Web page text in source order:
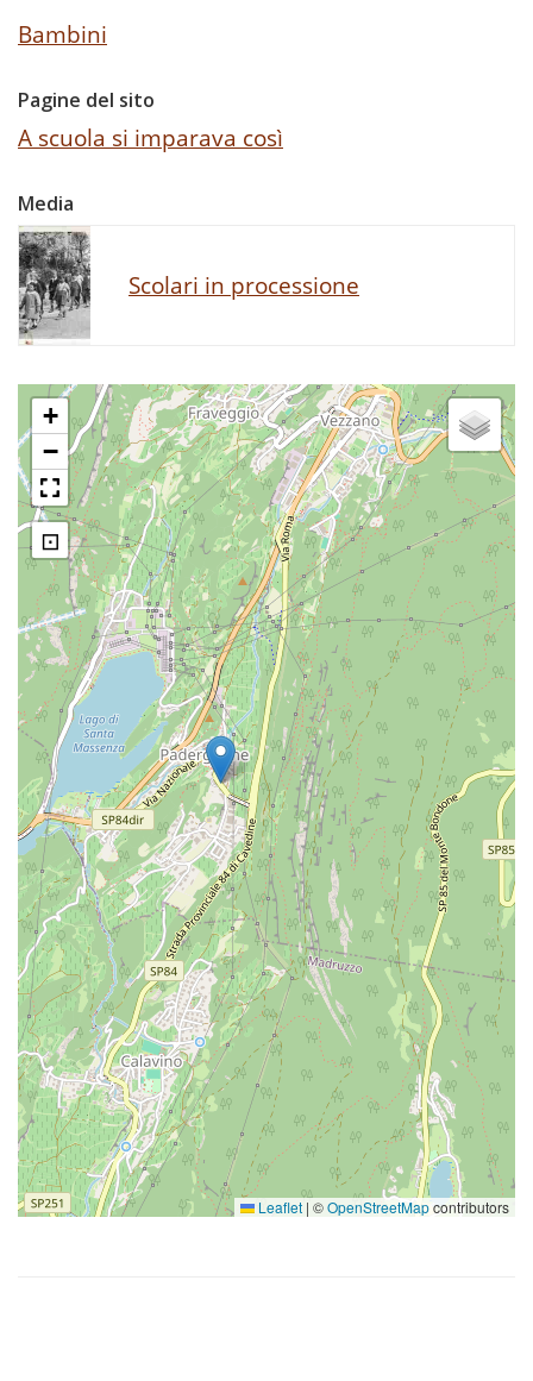
Bambini
Pagine del sito
A scuola si imparava così
Media
Scolari in processione
+
−
⊡
Leaflet | ©OpenStreetMapcontributors